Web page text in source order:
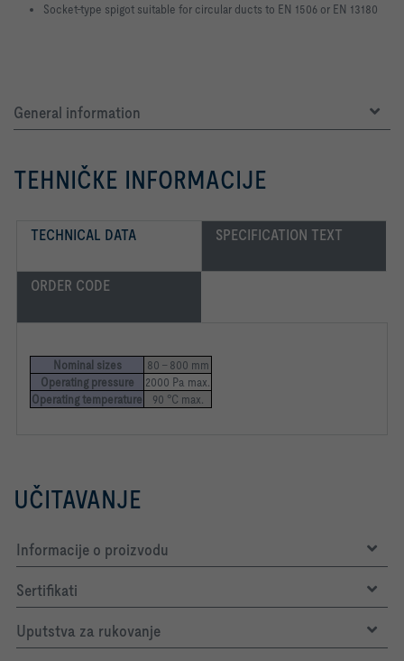
Socket-type spigot suitable for circular ducts to EN 1506 or EN 13180
General information
TEHNIČKE INFORMACIJE
TECHNICAL DATA SPECIFICATION TEXT
ORDER CODE
Nominal sizes
80 – 800 mm
Operating pressure
2000 Pa max.
Operating temperature
90 °C max.
UČITAVANJE
Informacije o proizvodu
Sertifikati
Uputstva za rukovanje